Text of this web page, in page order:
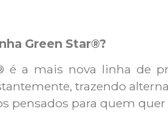
Green Star®?
é a mais nova linha de
trazendo
pensados para quem